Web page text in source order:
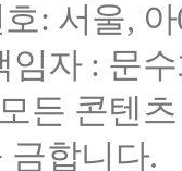
: 서울,
임자 : 문
든 콘텐
금합니다.